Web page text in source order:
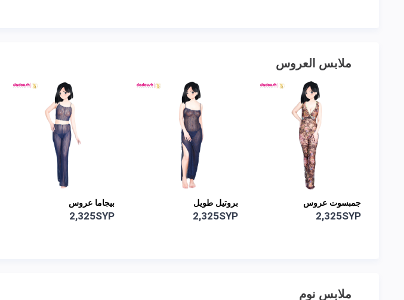
ملابس العروس
جمبسوت عروس
2,325SYP
بروتيل طويل
2,325SYP
بيجاما عروس
2,325SYP
ملابس نوم